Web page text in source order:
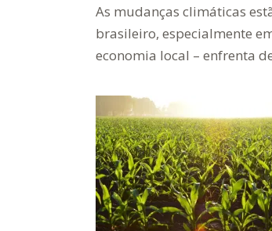
As mudanças climáticas
brasileiro, especialmente
economia local – enfrenta